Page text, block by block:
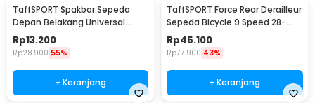
TaffSPORT Spakbor Sepeda
Depan Belakang Universal
Clamp Dua Warna - BQ541
Rp13.200
Rp28.900 55%
+ Keranjang
TaffSPORT Force Rear Derailleur
Sepeda Bicycle 9 Speed 28-
34T - RD-M390
Rp45.100
Rp77.900 43%
+ Keranjang